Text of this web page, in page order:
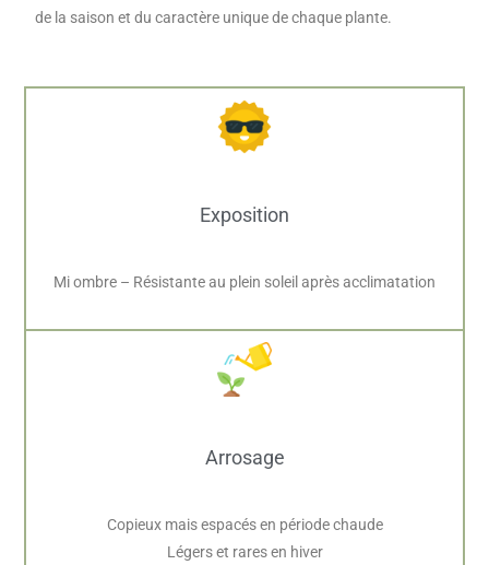
de la saison et du caractère unique de chaque plante.
Exposition
Mi ombre – Résistante au plein soleil après acclimatation
Arrosage
Copieux mais espacés en période chaude
Légers et rares en hiver